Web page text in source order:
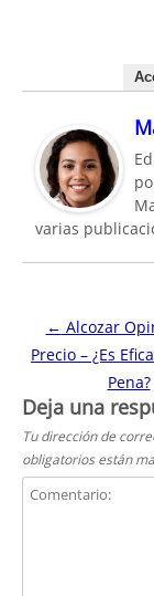
varias
Navegación
← Alcozar
Precio – ¿Es
Pena?
Deja una
Tu dirección de
obligatorios están